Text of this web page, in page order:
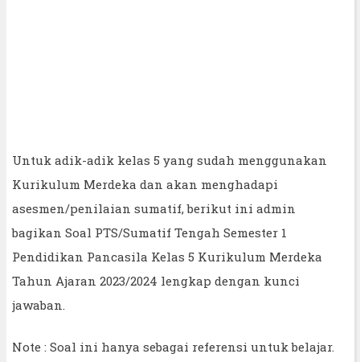
Untuk adik-adik kelas 5 yang sudah menggunakan
Kurikulum Merdeka dan akan menghadapi
asesmen/penilaian sumatif, berikut ini admin
bagikan Soal PTS/Sumatif Tengah Semester 1
Pendidikan Pancasila Kelas 5 Kurikulum Merdeka
Tahun Ajaran 2023/2024 lengkap dengan kunci
jawaban.
Note : Soal ini hanya sebagai referensi untuk belajar.